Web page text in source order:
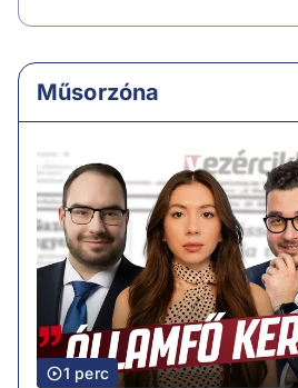
Műsorzóna
1 perc